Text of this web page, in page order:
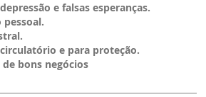
e falsas esperanças.
pessoal.
e para proteção.
bons negócios